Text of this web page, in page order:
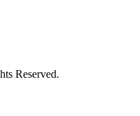
Reserved.